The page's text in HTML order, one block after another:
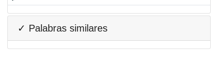
✓ Palabras similares